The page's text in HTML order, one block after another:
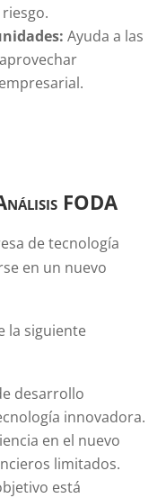
Ayuda a las
FODA
de tecnología
en un nuevo
la siguiente
desarrollo
innovadora.
en el nuevo
limitados.
está